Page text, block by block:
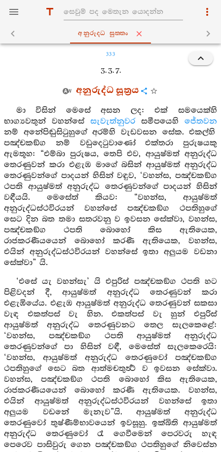
අනුරුද‍්ධ සුත‍්තං
333
3. 3. 7.
අනුරුද්ධ සූත්‍රය
මා විසින් මෙසේ අසන ලද: එක් සමයෙක්හි
භාග්‍යවතුන් වහන්සේ සැවැත්නුවරසමීපයෙහි ජේතවන
නම් අනේපිඬුසිටුහුගේ අරම්හි වැඩවසන සේක. එකල්හි
පඤ්චකඞ්ග නම් වඩුදෙටුවාණෝ එක්තරා පුරුෂයකු
ඇමතූහ: “එම්බා පුරුෂය, තෙපි එව, ආයුෂ්මත් අනුරුද්ධ
තෙරණුවන් කරා එළැඹ මාගේ බසින් ආයුෂ්මත් අනුරුද්ධ
තෙරණුවන්ගේ පාදයන් හිසින් වඳුව, ‘වහන්ස, පඤ්චකඞ්ග
ථපති ආයුෂ්මත් අනුරුද්ධ තෙරණුවන්ගේ පාදයන් හිසින්
වඳීයයි. මෙසේත් කියව: “වහන්ස, ආයුෂ්මත්
අනුරුද්ධස්ථවිරයන් වහන්සේ පඤ්චකඞ්ග ථපතිහුගේ
සෙට දින බත තමා සතරවනු ව ඉවසන සේක්වා, වහන්ස,
පඤ්චකඞ්ග ථපති බොහෝ කිස ඇතියෙක,
රාජකරණීයයෙන් බොහෝ කරණී ඇතියෙක, වහන්ස,
එයින් අනුරුද්ධස්ථවිරයන් වහන්සේ ඉතා අලුයම වඩනා
සේක්වා” යි.
‘එසේ යැ වහන්සැ’ යි එපුරිස් පඤ්චකඞ්ග ථපති හට
පිළිවදන් දී, ආයුෂ්මත් අනුරුද්ධ තෙරණුවන් කරා
එළැඹියේය. එළැඹ ආයුෂ්මත් අනුරුද්ධ තෙරණුවන් සකසා
වැඳ එකත්පස් වැ හින. එකත්පස් වැ හුන් එපුරිස්
ආයුෂ්මත් අනුරුද්ධ තෙරණුවනට තෙල සැලකෙළේ:
‘වහන්ස, පඤ්චකඞ්ග ථපති ආයුෂ්මත් අනුරුද්ධ
තෙරණුවන්ගේ පා හිසින් වඳී, මෙසේත් සැලකෙරෙයි:
‘වහන්ස, ආයුෂ්මත් අනුරුද්ධ තෙරණුවෝ පඤ්චකඞ්ග
ථපතිහුගේ සෙට බත ආත්මචතුර්‍ත්‍ථ ව ඉවසන සේක්වා.
වහන්ස, පඤ්චකඞ්ග ථපති බොහෝ කිස ඇතියෙක,
රාජකරණීයයෙන් බොහෝ කරණී ඇතියෙක. වහන්ස,
එයින් ආයුෂ්මත් අනුරුද්ධස්ථවිරයන් වහන්සේ ඉතා
අලුයම වඩනේ මැනැව”යි. ආයුෂ්මත් අනුරුද්ධ
තෙරණුවෝ තුෂ්ණීම්භාවයෙන් ඉවසූහු. ඉක්බිති ආයුෂ්මත්
අනුරුද්ධ තෙරණුවෝ රෑ ගෙවීමෙන් පෙරවරු හැඳ
පෙරෙව පාසිවුරු ගෙන පඤ්චකඞ්ග ථපතිහුගේ නිවෙස්න